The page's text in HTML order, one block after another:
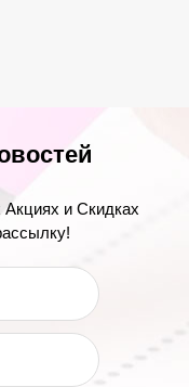
и Скидках